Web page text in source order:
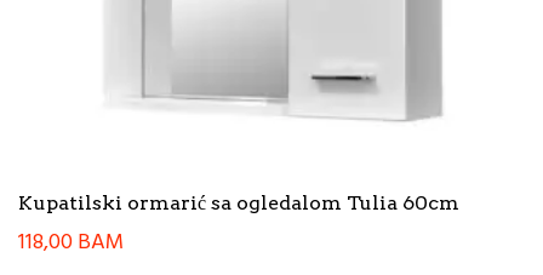
Kupatilski ormarić sa ogledalom Tulia 60cm
118,00BAM